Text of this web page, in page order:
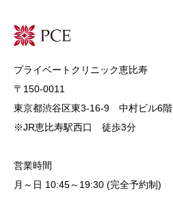
プライベートクリニック恵比寿
〒150-0011
東京都渋谷区東3-16-9 中村ビル6階
※JR恵比寿駅西口 徒歩3分
営業時間
月～日 10:45～19:30 (完全予約制)